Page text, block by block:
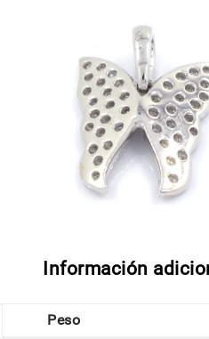
Información
Peso